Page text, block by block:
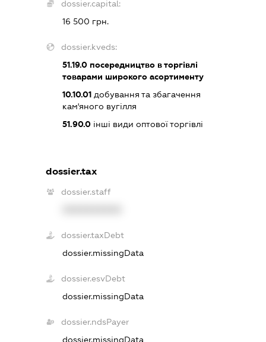
dossier.capital:
16 500 грн.
dossier.kveds:
51.19.0 посередництво в торгівлі
товарами широкого асортименту
10.10.01 добування та збагачення
кам'яного вугілля
51.90.0 інші види оптової торгівлі
dossier.tax
dossier.staff
dossier.taxDebt
dossier.missingData
dossier.esvDebt
dossier.missingData
dossier.ndsPayer
dossier.missingData